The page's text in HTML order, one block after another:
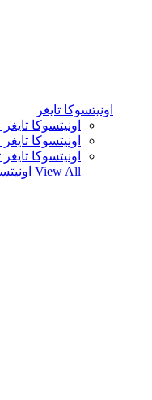
اونيتسوكا تايغر
اونيتسوكا تايغر
اونيتسوكا تايغر
اونيتسوكا
View All